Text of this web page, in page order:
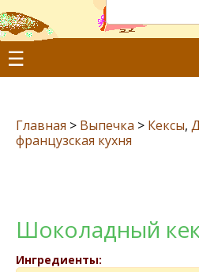
☰
Главная > Выпечка > Кексы,
французская кухня
Шоколадный
Ингредиенты: